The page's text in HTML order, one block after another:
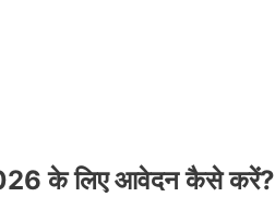
के लिए आवेदन कैसे करें?